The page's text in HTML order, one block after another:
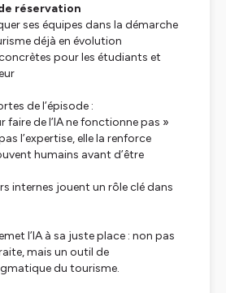
réservation
ses équipes dans la démarche
déjà en évolution
pour les étudiants et
de l’épisode :
faire de l’IA ne fonctionne pas »
l’expertise, elle la renforce
humains avant d’être
internes jouent un rôle clé dans
l’IA à sa juste place : non pas
mais un outil de
du tourisme.